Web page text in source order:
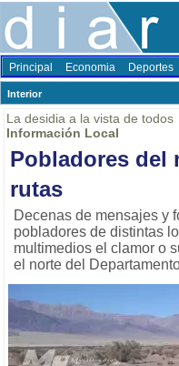
Principal Economia Deportes
Interior
La desidia a la vista de todos
Información Local
Pobladores del
rutas
Decenas de mensajes y
pobladores de distintas
multimedios el clamor o
el norte del